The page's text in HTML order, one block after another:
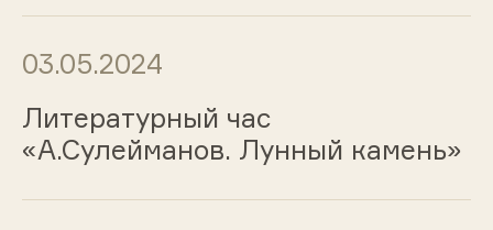
03.05.2024
Литературный час
«А.Сулейманов. Лунный камень»